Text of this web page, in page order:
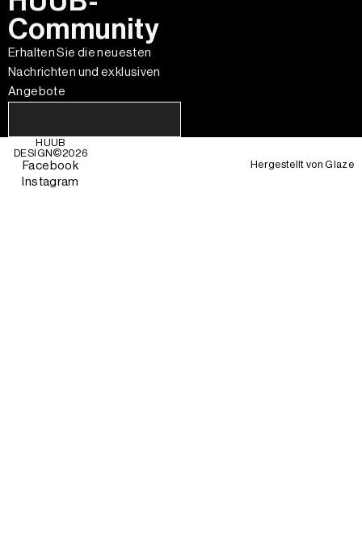
Community
Erhalten Sie die neuesten
Nachrichten und exklusiven
Angebote
HUUB
DESIGN©2026
Facebook
Instagram
Hergestellt vonGlaze